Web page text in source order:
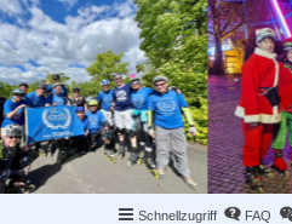
Schnellzugriff FAQ